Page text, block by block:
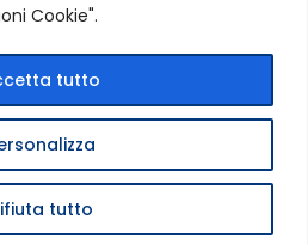
Cookie".
tutto
tutto
© 2026 | Tutti i diritti riservati
|Credits